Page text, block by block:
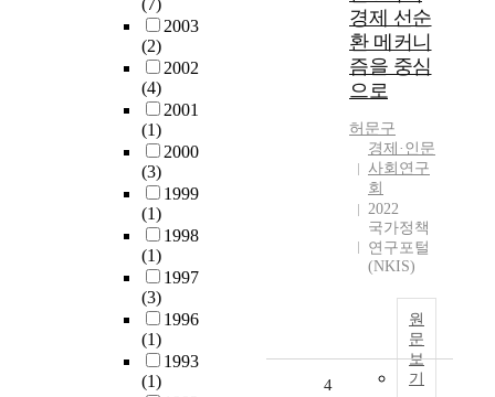
(7)
2003
(2)
2002
(4)
2001
(1)
2000
(3)
1999
(1)
1998
(1)
1997
(3)
1996
(1)
1993
(1)
경제 선순
환 메커니
즘을 중심
으로
허문구
경제·인문
사회연구
회
2022
국가정책
연구포털
(NKIS)
원
문
보
기
4